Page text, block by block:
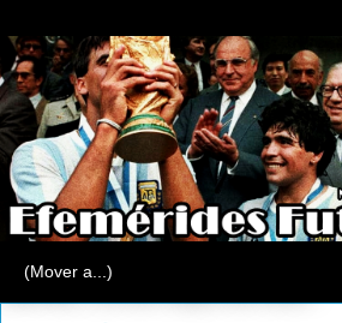
viernes, 16 de mayo de 2014